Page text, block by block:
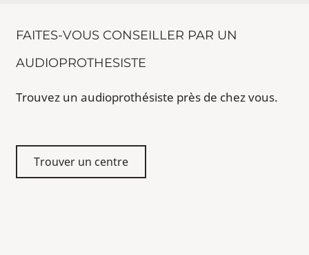
FAITES-VOUS CONSEILLER PAR UN
AUDIOPROTHESISTE
Trouvez un audioprothésiste près de chez vous.
Trouver un centre